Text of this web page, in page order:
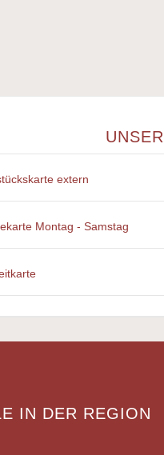
extern
Montag - Samstag
IN DER REGION